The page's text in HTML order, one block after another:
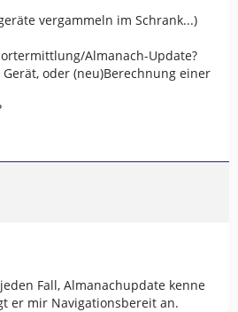
vergammeln im Schrank...)
Almanach-Update?
oder (neu)Berechnung einer
Fall, Almanachupdate kenne
er mir Navigationsbereit an.